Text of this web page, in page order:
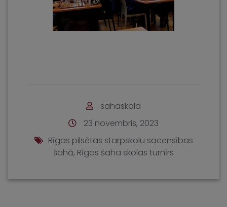
sahaskola
23 novembris, 2023
Rīgas pilsētas starpskolu sacensības
šahā, Rīgas šaha skolas turnīrs